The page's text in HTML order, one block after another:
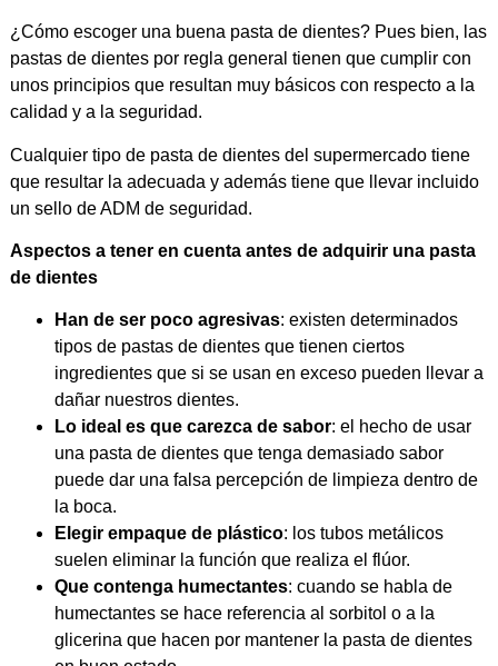
¿Cómo escoger una buena pasta de dientes? Pues bien, las
pastas de dientes por regla general tienen que cumplir con
unos principios que resultan muy básicos con respecto a la
calidad y a la seguridad.
Cualquier tipo de pasta de dientes del supermercado tiene
que resultar la adecuada y además tiene que llevar incluido
un sello de ADM de seguridad.
Aspectos a tener en cuenta antes de adquirir una pasta
de dientes
Han de ser poco agresivas: existen determinados
tipos de pastas de dientes que tienen ciertos
ingredientes que si se usan en exceso pueden llevar a
dañar nuestros dientes.
Lo ideal es que carezca de sabor: el hecho de usar
una pasta de dientes que tenga demasiado sabor
puede dar una falsa percepción de limpieza dentro de
la boca.
Elegir empaque de plástico: los tubos metálicos
suelen eliminar la función que realiza el flúor.
Que contenga humectantes: cuando se habla de
humectantes se hace referencia al sorbitol o a la
glicerina que hacen por mantener la pasta de dientes